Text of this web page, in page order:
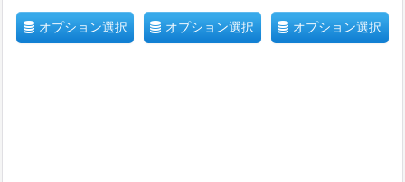
オプション選択 オプション選択 オプション選択